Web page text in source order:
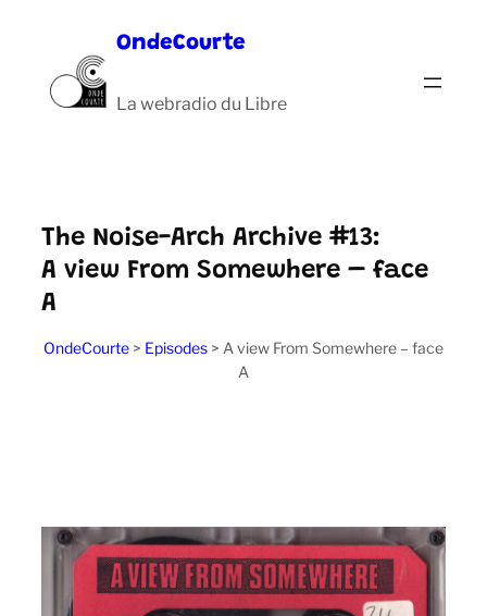
contenu
OndeCourte
La webradio du Libre
The Noise-Arch Archive #13:
A view From Somewhere – face
A
OndeCourte > Episodes > A view From Somewhere – face
A